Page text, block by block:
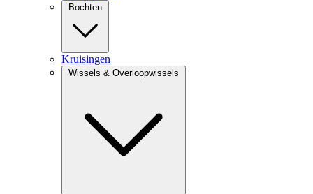
Bochten
Kruisingen
Wissels & Overloopwissels